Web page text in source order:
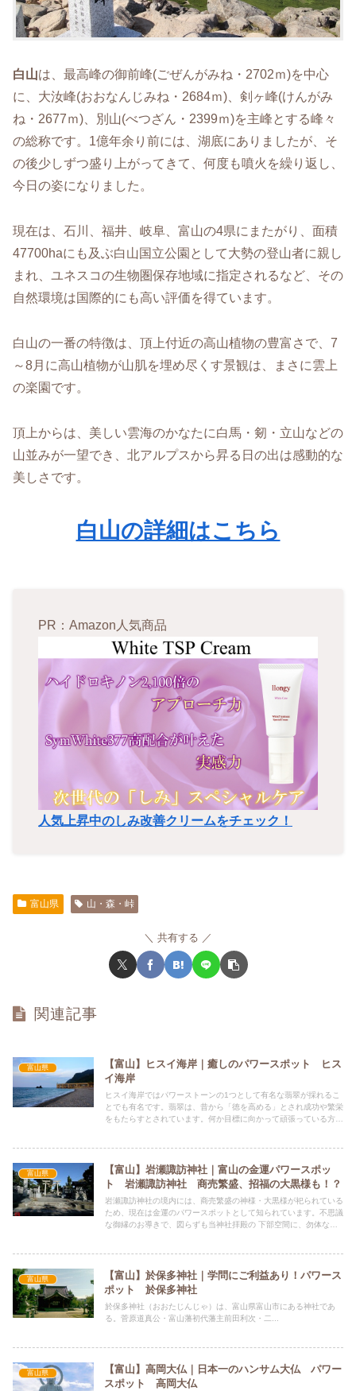
白山は、最高峰の御前峰(ごぜんがみね・2702ｍ)を中心
に、大汝峰(おおなんじみね・2684ｍ)、剣ヶ峰(けんがみ
ね・2677ｍ)、別山(べつざん・2399ｍ)を主峰とする峰々
の総称です。1億年余り前には、湖底にありましたが、そ
の後少しずつ盛り上がってきて、何度も噴火を繰り返し、
今日の姿になりました。
現在は、石川、福井、岐阜、富山の4県にまたがり、面積
47700haにも及ぶ白山国立公園として大勢の登山者に親し
まれ、ユネスコの生物圏保存地域に指定されるなど、その
自然環境は国際的にも高い評価を得ています。
白山の一番の特徴は、頂上付近の高山植物の豊富さで、7
～8月に高山植物が山肌を埋め尽くす景観は、まさに雲上
の楽園です。
頂上からは、美しい雲海のかなたに白馬・剱・立山などの
山並みが一望でき、北アルプスから昇る日の出は感動的な
美しさです。
白山の詳細はこちら
PR：Amazon人気商品
人気上昇中のしみ改善クリームをチェック！
富山県 山・森・峠
共有する
関連記事
富山県
【富山】ヒスイ海岸｜癒しのパワースポット ヒス
イ海岸
ヒスイ海岸ではパワーストーンの1つとして有名な翡翠が採れるこ
とでも有名です。翡翠は、昔から「徳を高める」とされ成功や繁栄
をもたらすとされています。何か目標に向かって頑張っている方に
富山県
【富山】岩瀬諏訪神社｜富山の金運パワースポッ
ト 岩瀬諏訪神社 商売繁盛、招福の大黒様も！？
岩瀬諏訪神社の境内には、商売繁盛の神様・大黒様が祀られている
ため、現在は金運のパワースポットとして知られています。不思議
な御縁のお導きで、図らずも当神社拝殿の 下部空間に、勿体なく
富山県
【富山】於保多神社｜学問にご利益あり！パワース
ポット 於保多神社
於保多神社（おおたじんじゃ）は、富山県富山市にある神社であ
る。菅原道真公・富山藩初代藩主前田利次・二...
富山県
【富山】高岡大仏｜日本一のハンサム大仏 パワー
スポット 高岡大仏